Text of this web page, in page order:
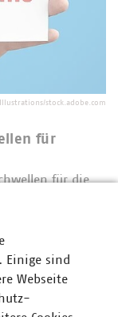
stock.adobe.com
für
für die
VKU begrüßt die
Einige sind
Webseite